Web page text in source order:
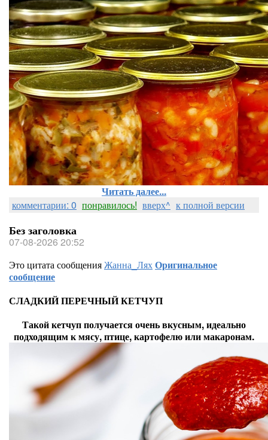
Читать далее...
комментарии: 0 понравилось! вверх^ к полной версии
Без заголовка
07-08-2026 20:52
Это цитата сообщенияЖанна_ЛяхОригинальное
сообщение
СЛАДКИЙ ПЕРЕЧНЫЙ КЕТЧУП
Такой кетчуп получается очень вкусным, идеально
подходящим к мясу, птице, картофелю или макаронам.